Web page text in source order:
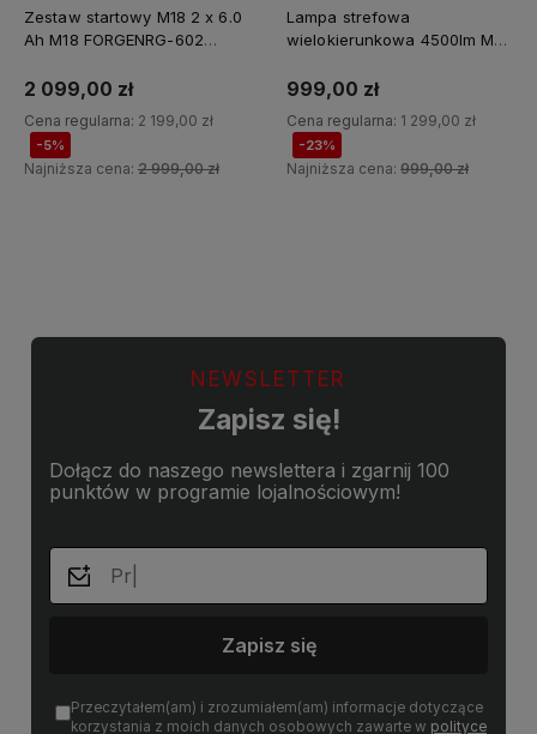
Zestaw startowy M18 2 x 6.0
Ah M18 FORGENRG-602
2 099,00 zł
Cena regularna: 2 199,00 zł
-5%
Najniższa cena: 2 999,00 zł
Lampa strefowa
wielokierunkowa 4500lm M18
999,00 zł
Cena regularna: 1 299,00 zł
-23%
Najniższa cena: 999,00 zł
NEWSLETTER
Zapisz się!
Dołącz do naszego newslettera i zgarnij 100
punktów w programie lojalnościowym!
Zapisz się
Przeczytałem(am) i zrozumiałem(am) informacje dotyczące
korzystania z moich danych osobowych zawarte w polityce